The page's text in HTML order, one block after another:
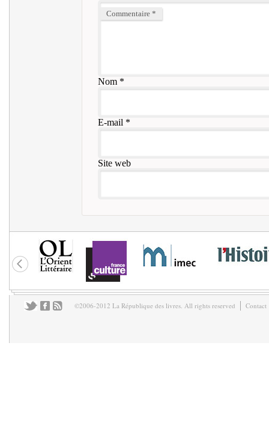
Commentaire *
Nom*
E-mail *
Site web
©2006-2012 La République des livres. All rights reserved Contact